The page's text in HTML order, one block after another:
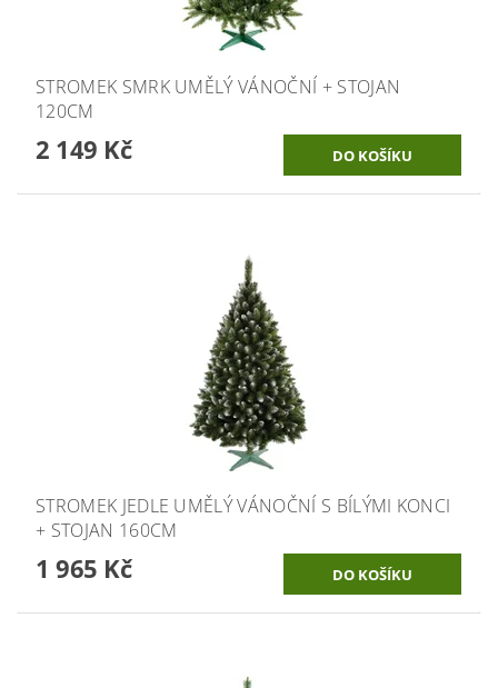
STROMEK SMRK UMĚLÝ VÁNOČNÍ + STOJAN
120CM
2 149 Kč
STROMEK JEDLE UMĚLÝ VÁNOČNÍ S BÍLÝMI KONCI
+ STOJAN 160CM
1 965 Kč